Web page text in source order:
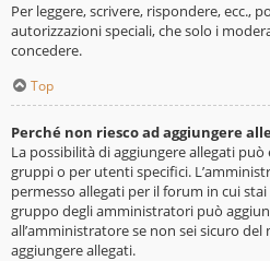
Per leggere, scrivere, rispondere, ecc.,
autorizzazioni speciali, che solo i
concedere.
Top
Perché non riesco ad aggiungere
La possibilità di aggiungere allegati
gruppi o per utenti specifici.
permesso allegati per il forum in cui
gruppo degli amministratori può
all’amministratore se non sei sicuro
aggiungere allegati.